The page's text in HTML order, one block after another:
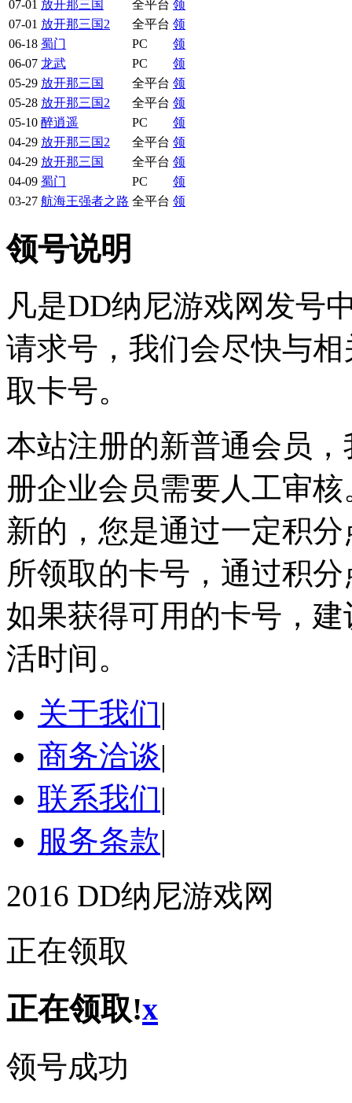
07-01 放开那三国 全平台 领
07-01 放开那三国2 全平台 领
06-18 蜀门 PC
领
06-07 龙武 PC
领
05-29 放开那三国 全平台 领
05-28 放开那三国2 全平台 领
05-10 醉逍遥 PC
领
04-29 放开那三国2 全平台 领
04-29 放开那三国 全平台 领
04-09 蜀门 PC
领
03-27 航海王强者之路 全平台 领
领号说明
凡是DD纳尼游戏网发号
请求号，我们会尽快与
取卡号。
本站注册的新普通会员
册企业会员需要人工审核
新的，您是通过一定积
所领取的卡号，通过积
如果获得可用的卡号，
活时间。
关于我们|
商务洽谈|
联系我们|
服务条款|
2016 DD纳尼游戏网
正在领取
正在领取!x
领号成功